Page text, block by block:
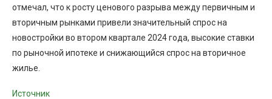
отмечал, что к росту ценового разрыва между первичным и
вторичным рынками привели значительный спрос на
новостройки во втором квартале 2024 года, высокие ставки
по рыночной ипотеке и снижающийся спрос на вторичное
жилье.
Источник